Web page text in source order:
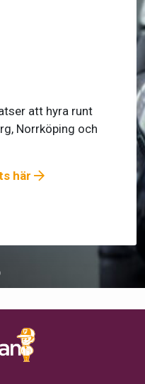
redan idag!